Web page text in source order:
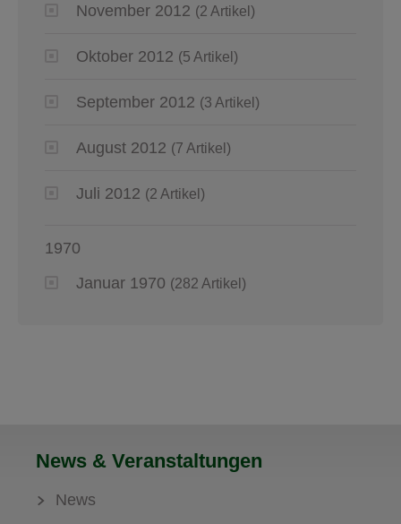
November 2012 (2 Artikel)
Oktober 2012 (5 Artikel)
September 2012 (3 Artikel)
August 2012 (7 Artikel)
Juli 2012 (2 Artikel)
1970
Januar 1970 (282 Artikel)
News & Veranstaltungen
News